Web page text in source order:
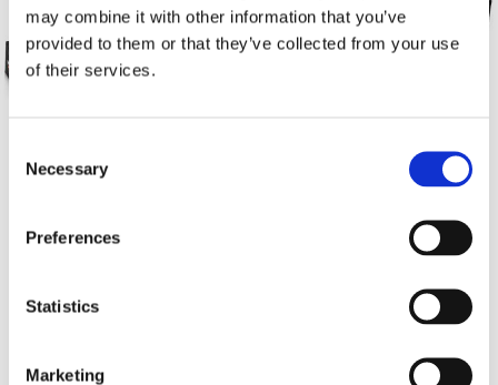
may combine it with other information that you’ve
provided to them or that they’ve collected from your use
of their services.
Selection
Necessary
Preferences
Statistics
Marketing
Slopetyle sluten raggarplanka
Snabblager 1-3 dagar
4x 6.5" Sluten raggarplanka
Finns i lagershop Göteborg
995 kr